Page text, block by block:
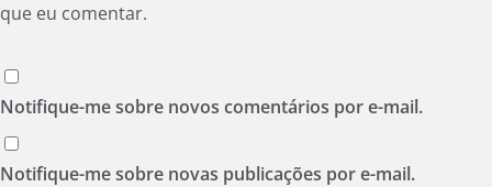
que eu comentar.
Notifique-me sobre novos comentários por e-mail.
Notifique-me sobre novas publicações por e-mail.